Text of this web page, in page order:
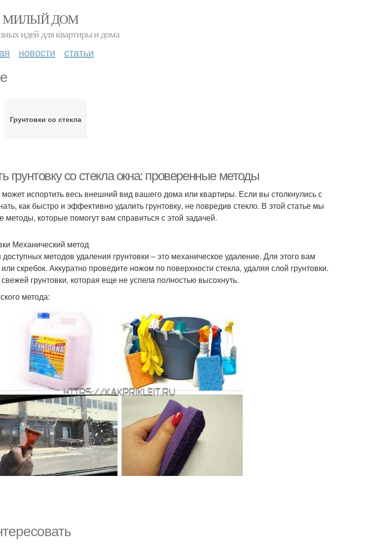
МИЛЫЙ ДОМ
идей для квартиры и дома
новости статьи
Грунтовки со стекла
грунтовку со стекла окна: проверенные методы
может испортить весь внешний вид вашего дома или квартиры. Если вы столкнулись с
как быстро и эффективно удалить грунтовку, не повредив стекло. В этой статье мы
которые помогут вам справиться с этой задачей.
Механический метод
методов удаления грунтовки – это механическое удаление. Для этого вам
скребок. Аккуратно проведите ножом по поверхности стекла, удаляя слой грунтовки.
грунтовки, которая еще не успела полностью высохнуть.
метода: